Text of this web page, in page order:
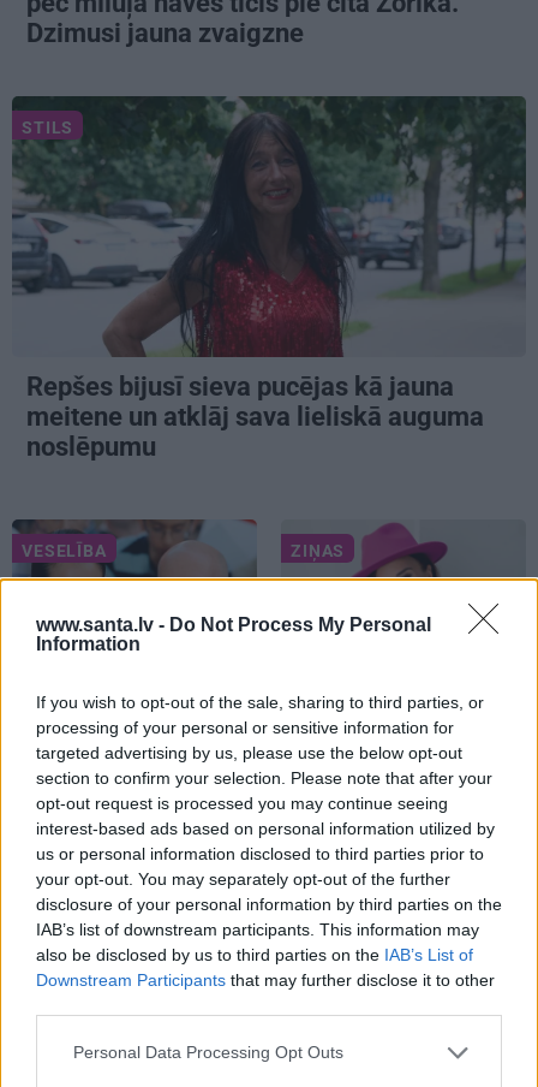
www.santa.lv - Do Not Process My Personal
Information
If you wish to opt-out of the sale, sharing to third parties, or
processing of your personal or sensitive information for
targeted advertising by us, please use the below opt-out
section to confirm your selection. Please note that after your
opt-out request is processed you may continue seeing
interest-based ads based on personal information utilized by
us or personal information disclosed to third parties prior to
your opt-out. You may separately opt-out of the further
disclosure of your personal information by third parties on the
IAB’s list of downstream participants. This information may
also be disclosed by us to third parties on the IAB’s List of
Downstream Participants that may further disclose it to other
Personal Data Processing Opt Outs
Dzimusi jauna zvaigzne
STILS
Repšes bijusī sieva pucējas kā jauna
meitene un atklāj sava lieliskā auguma
noslēpumu
VESELĪBA
Brūsa Vilisa sieva atklāj,
par ko šovasar jutusies
vainīga sava slimā vīra
priekšā
ZIŅAS
SlavenāTutas lietu
aktrise Liene Sebre atklāj
vienkāršu veidu, kā
iedarbināt vielmaiņu
ATTIECĪBAS